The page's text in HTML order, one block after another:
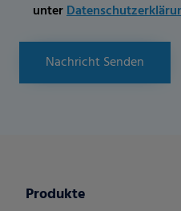
unter
Nachricht Senden
Produkte